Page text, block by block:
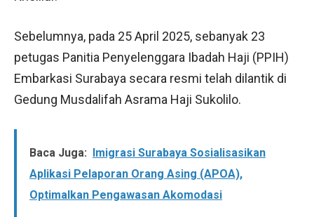
Sebelumnya, pada 25 April 2025, sebanyak 23
petugas Panitia Penyelenggara Ibadah Haji (PPIH)
Embarkasi Surabaya secara resmi telah dilantik di
Gedung Musdalifah Asrama Haji Sukolilo.
Baca Juga: Imigrasi Surabaya Sosialisasikan
Aplikasi Pelaporan Orang Asing (APOA),
Optimalkan Pengawasan Akomodasi